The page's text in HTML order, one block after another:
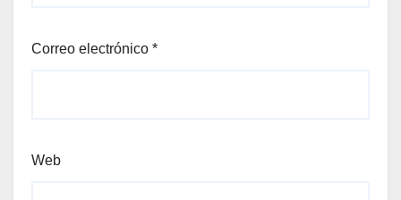
Correo electrónico *
Web